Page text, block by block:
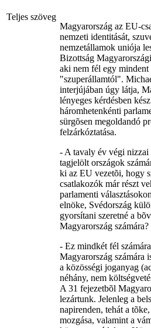
Teljes szöveg
Magyarország az EU-
nemzeti identitását,
nemzetállamok uniója
Bizottság
aki nem fél egy
"szuperállamtól".
interjújában úgy látja,
lényeges kérdésben
háromhetenkénti
sürgõsen megoldandó
felzárkóztatása.
- A tavaly év végi nizzai
tagjelölt országok
ki az EU vezetõi, hogy
csatlakozók már részt
parlamenti
elnöke, Svédország
gyorsítani szeretné a
Magyarország számára?
- Ez mindkét fél
Magyarország számára
a közösségi joganyag
néhány, nem
A 31 fejezetbõl
lezártunk. Jelenleg a
napirenden, tehát a
mozgása, valamint a